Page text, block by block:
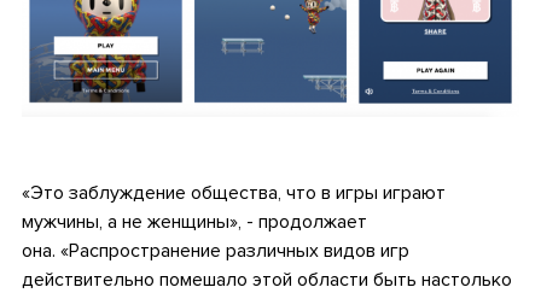
«Это заблуждение общества, что в игры играют
мужчины, а не женщины», - продолжает
она. «Распространение различных видов игр
действительно помешало этой области быть настолько